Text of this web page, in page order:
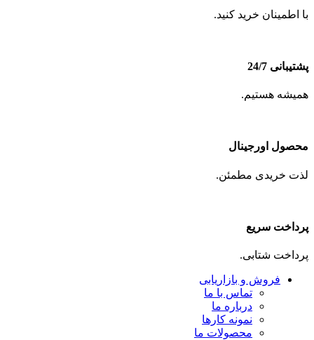
با اطمینان خرید کنید.
پشتیبانی 24/7
همیشه هستیم.
محصول اورجینال
لذت خریدی مطمئن.
پرداخت سریع
پرداخت شتابی.
فروش و بازاریابی
تماس با ما
درباره ما
نمونه کارها
محصولات ما